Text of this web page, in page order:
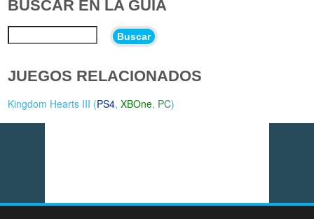
BUSCAR EN LA GUÍA
Buscar
JUEGOS RELACIONADOS
Kingdom Hearts III (PS4,XBOne, PC)